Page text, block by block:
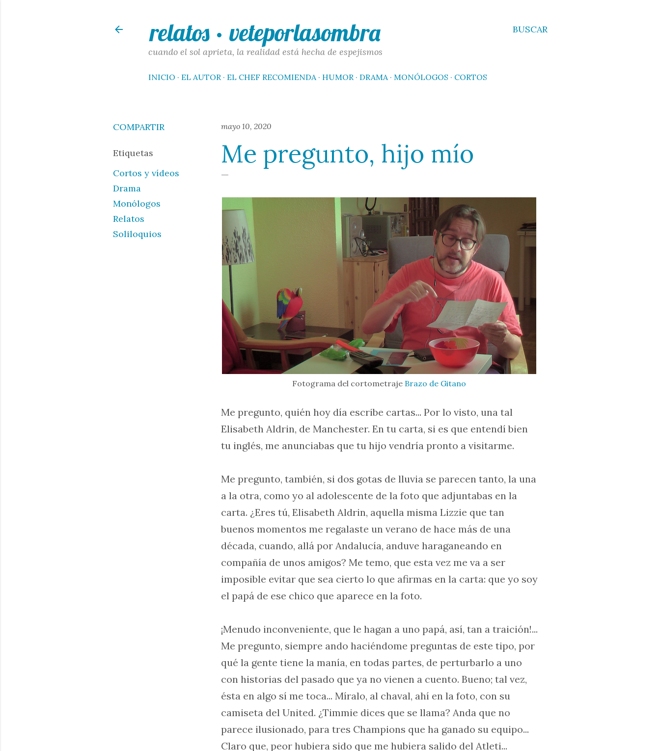
BUSCAR
relatos · veteporlasombra
cuando el sol aprieta, la realidad está hecha de espejismos
INICIO EL AUTOR EL CHEF RECOMIENDA HUMOR DRAMA MONÓLOGOS CORTOS
COMPARTIR
Etiquetas
Cortos y vídeos
Drama
Monólogos
Relatos
Soliloquios
mayo 10, 2020
Me pregunto, hijo mío
Fotograma del cortometraje Brazo de Gitano
Me pregunto, quién hoy día escribe cartas... Por lo visto, una tal
Elisabeth Aldrin, de Manchester. En tu carta, si es que entendí bien
tu inglés, me anunciabas que tu hijo vendría pronto a visitarme.
Me pregunto, también, si dos gotas de lluvia se parecen tanto, la una
a la otra, como yo al adolescente de la foto que adjuntabas en la
carta. ¿Eres tú, Elisabeth Aldrin, aquella misma Lizzie que tan
buenos momentos me regalaste un verano de hace más de una
década, cuando, allá por Andalucía, anduve haraganeando en
compañía de unos amigos? Me temo, que esta vez me va a ser
imposible evitar que sea cierto lo que afirmas en la carta: que yo soy
el papá de ese chico que aparece en la foto.
¡Menudo inconveniente, que le hagan a uno papá, así, tan a traición!...
Me pregunto, siempre ando haciéndome preguntas de este tipo, por
qué la gente tiene la manía, en todas partes, de perturbarlo a uno
con historias del pasado que ya no vienen a cuento. Bueno; tal vez,
ésta en algo sí me toca... Míralo, al chaval, ahí en la foto, con su
camiseta del United. ¿Timmie dices que se llama? Anda que no
parece ilusionado, para tres Champions que ha ganado su equipo...
Claro que, peor hubiera sido que me hubiera salido del Atleti...